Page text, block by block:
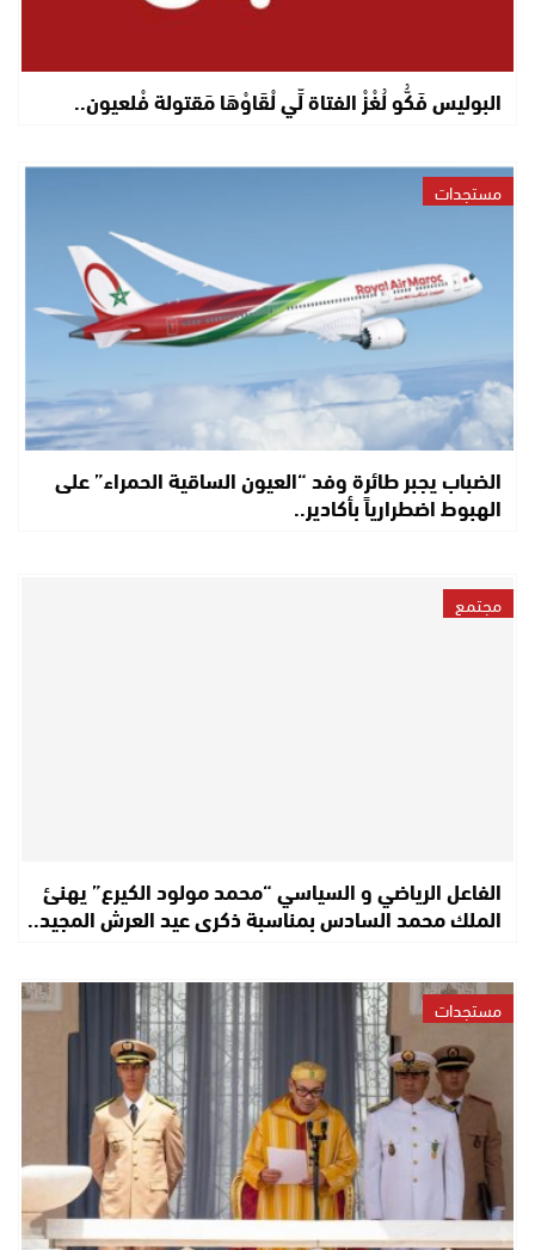
البوليس فَكُّو لُغْزْ الفتاة لِّي لْقَاوْهَا مَقتولة فْلعيون..
مستجدات
الضباب يجبر طائرة وفد “العيون الساقية الحمراء” على
الهبوط اضطرارياً بأكادير..
مجتمع
الفاعل الرياضي و السياسي “محمد مولود الكيرع” يهنئ
الملك محمد السادس بمناسبة ذكرى عيد العرش المجيد..
مستجدات